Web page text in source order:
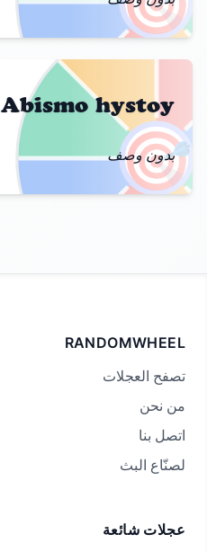
🎯
Abismo hystoy
بدون وصف
RANDOMWHEEL
تصفح العجلات
من نحن
اتصل بنا
لصنّاع البث
عجلات شائعة